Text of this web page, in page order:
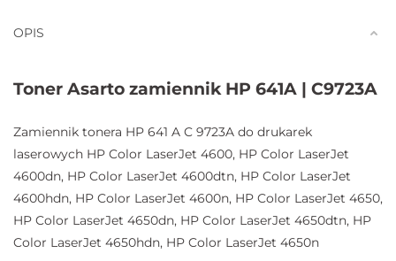
OPIS
Toner Asarto zamiennik HP 641A | C9723A
Zamiennik tonera HP 641 A C 9723A do drukarek
laserowych HP Color LaserJet 4600, HP Color LaserJet
4600dn, HP Color LaserJet 4600dtn, HP Color LaserJet
4600hdn, HP Color LaserJet 4600n, HP Color LaserJet 4650,
HP Color LaserJet 4650dn, HP Color LaserJet 4650dtn, HP
Color LaserJet 4650hdn, HP Color LaserJet 4650n